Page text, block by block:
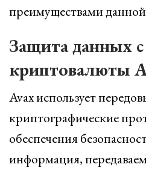
преимуществами
Защита данных
криптовалюты
Avax использует
криптографические
обеспечения
информация,